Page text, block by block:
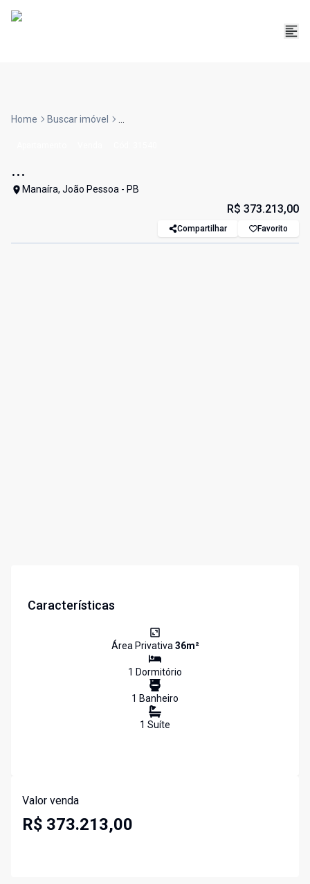
Home Buscar imóvel ...
...
Manaíra, João Pessoa - PB
R$ 373.213,00
Compartilhar Favorito
Características
Área Privativa36m²
1 Dormitório
1 Banheiro
1 Suíte
Valor venda
R$ 373.213,00